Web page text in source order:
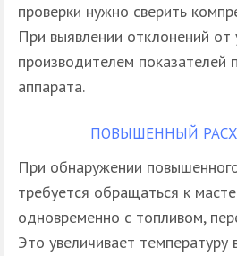
проверки нужно сверить
При выявлении отклонений от
производителем показателей
аппарата.
ПОВЫШЕННЫЙ
При обнаружении
требуется обращаться к
одновременно с топливом,
Это увеличивает температуру